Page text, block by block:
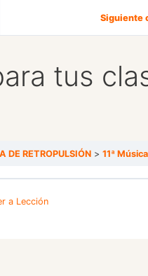
Siguiente
tus
DE RETROPULSIÓN 11ª Música
a Lección